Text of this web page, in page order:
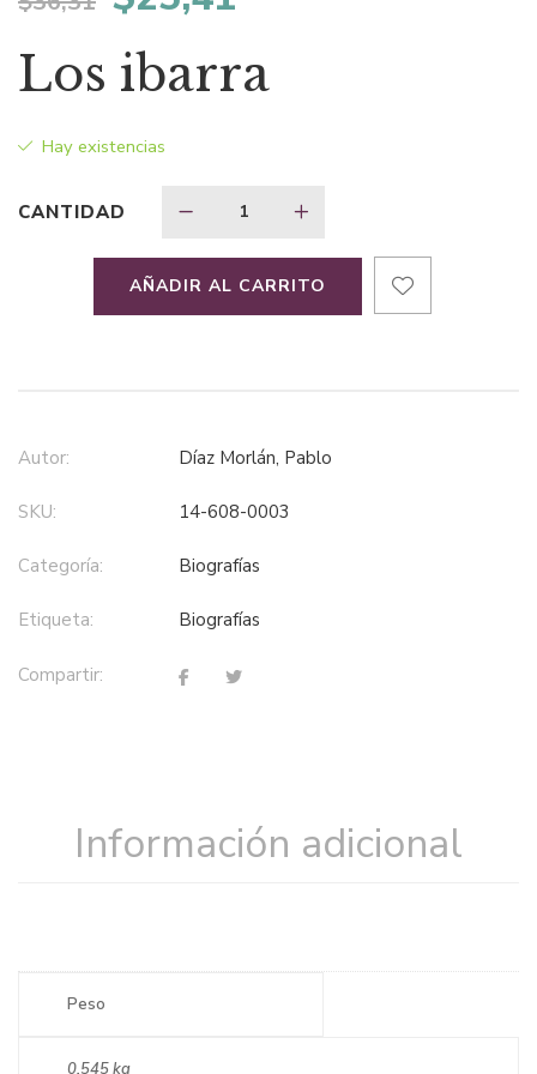
precio
$36,31.
precio
$25,41.
Los ibarra
Hay existencias
CANTIDAD
AÑADIR AL CARRITO
Autor: Díaz Morlán, Pablo
SKU: 14-608-0003
Categoría: biografías
Etiqueta: biografías
Compartir:
Información adicional
Peso
0,545 kg